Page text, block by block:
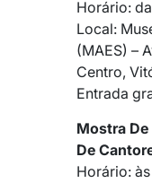
Horário:
Local:
(MAES) –
Centro,
Entrada
Mostra
De
Horário: